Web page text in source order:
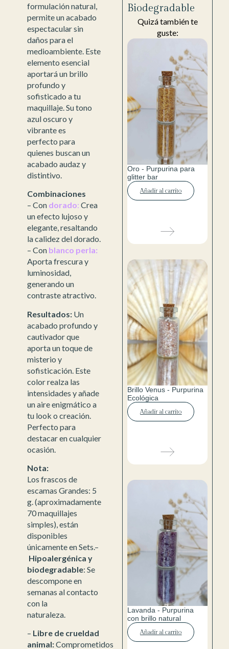
formulación natural,
permite un acabado
espectacular sin
daños para el
medioambiente. Este
elemento esencial
aportará un brillo
profundo y
sofisticado a tu
maquillaje. Su tono
azul oscuro y
vibrante es
perfecto para
quienes buscan un
acabado audaz y
distintivo.
Combinaciones
– Con dorado: Crea
un efecto lujoso y
elegante, resaltando
la calidez del dorado.
– Con blanco perla:
Aporta frescura y
luminosidad,
generando un
contraste atractivo.
Resultados:Un
acabado profundo y
cautivador que
aporta un toque de
misterio y
sofisticación. Este
color realza las
intensidades y añade
un aire enigmático a
tu look o creación.
Perfecto para
destacar en cualquier
ocasión.
Nota:
Los frascos de
escamas Grandes: 5
g. (aproximadamente
70 maquillajes
simples), están
disponibles
únicamente en Sets.–
Hipoalergénica y
biodegradable: Se
descompone en
semanas al contacto
con la
naturaleza.
– Libre de crueldad
animal:Comprometidos
Biodegradable
Quizá también te
guste:
Oro - Purpurina para
glitter bar
Añadir al carrito
Brillo Venus - Purpurina
Ecológica
Añadir al carrito
Lavanda - Purpurina
con brillo natural
Añadir al carrito